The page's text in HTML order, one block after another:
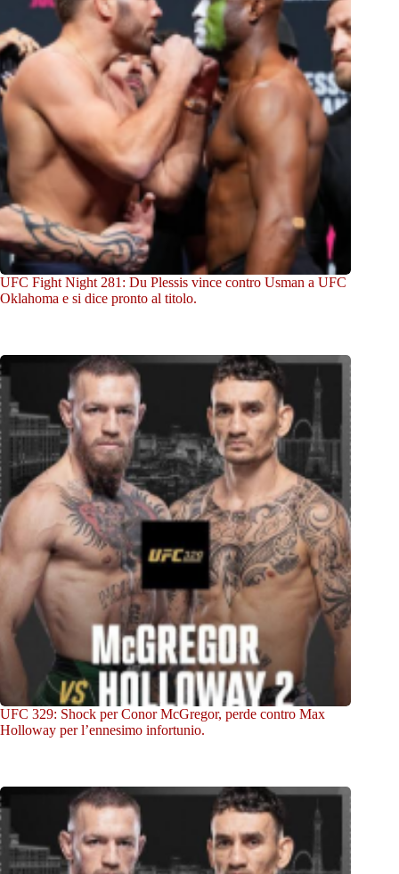
UFC Fight Night 281: Du Plessis vince contro Usman a UFC
Oklahoma e si dice pronto al titolo.
UFC 329: Shock per Conor McGregor, perde contro Max
Holloway per l’ennesimo infortunio.